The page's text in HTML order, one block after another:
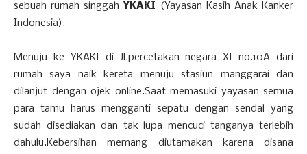
sebuah rumah singgahYKAKI (Yayasan Kasih Anak Kanker
Indonesia).
Menuju ke YKAKI di Jl.percetakan negara XI no.10A dari
rumah saya naik kereta menuju stasiun manggarai dan
dilanjut dengan ojek online.Saat memasuki yayasan semua
para tamu harus mengganti sepatu dengan sendal yang
sudah disediakan dan tak lupa mencuci tanganya terlebih
dahulu.Kebersihan memang diutamakan karena disana